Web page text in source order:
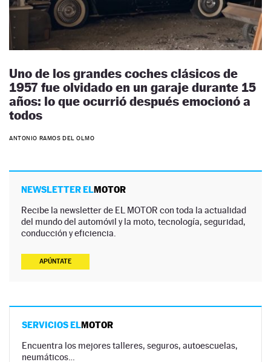
Uno de los grandes coches clásicos de
1957 fue olvidado en un garaje durante 15
años: lo que ocurrió después emocionó a
todos
ANTONIO RAMOS DEL OLMO
NEWSLETTER ELMOTOR
Recibe la newsletter de EL MOTOR con toda la actualidad
del mundo del automóvil y la moto, tecnología, seguridad,
conducción y eficiencia.
APÚNTATE
SERVICIOS ELMOTOR
Encuentra los mejores talleres, seguros, autoescuelas,
neumáticos…